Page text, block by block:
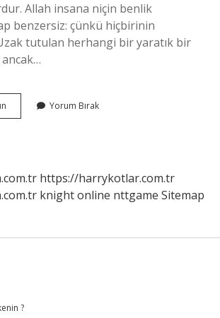
Allah insana niçin benlik
benzersiz: çünkü hiçbirinin
tutulan herhangi bir yaratık bir
Benlik
Yorum Bırak
https://harrykotlar.com.tr
knight online nttgame Sitemap
?